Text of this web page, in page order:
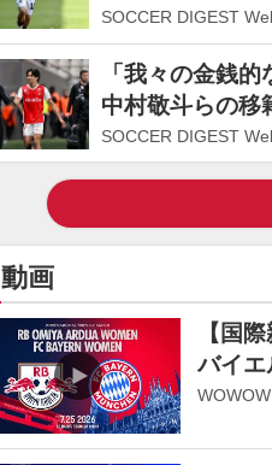
歴史で初」
SOCCER DIGEST
「我々の金銭
中村敬斗らの移
なければ…」
SOCCER DIGEST
動画
【国
バイエ